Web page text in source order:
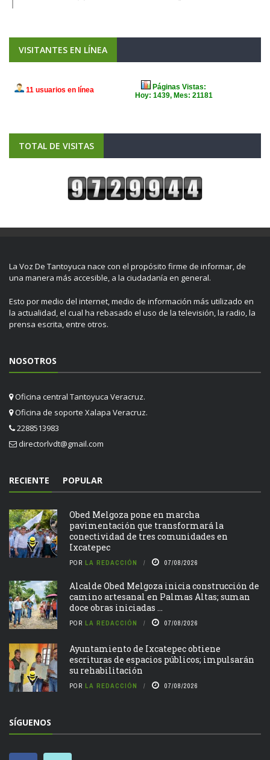
VISITANTES EN LÍNEA
TOTAL DE VISITAS
La Voz De Tantoyuca nace con el propósito firme de informar, de
una manera más accesible, a la ciudadanía en general.
Esto por medio del internet, medio de información más utilizado en
la actualidad, el cual ha rebasado el uso de la televisión, la radio, la
prensa escrita, entre otros.
NOSOTROS
Oficina central Tantoyuca Veracruz.
Oficina de soporte Xalapa Veracruz.
2288513983
directorlvdt@gmail.com
RECIENTE POPULAR
Obed Melgoza pone en marcha
pavimentación que transformará la
conectividad de tres comunidades en
Ixcatepec
POR LA REDACCIÓN 07/08/2026
Alcalde Obed Melgoza inicia construcción de
camino artesanal en Palmas Altas; suman
doce obras iniciadas ...
POR LA REDACCIÓN 07/08/2026
Ayuntamiento de Ixcatepec obtiene
escrituras de espacios públicos; impulsarán
su rehabilitación
POR LA REDACCIÓN 07/08/2026
SÍGUENOS